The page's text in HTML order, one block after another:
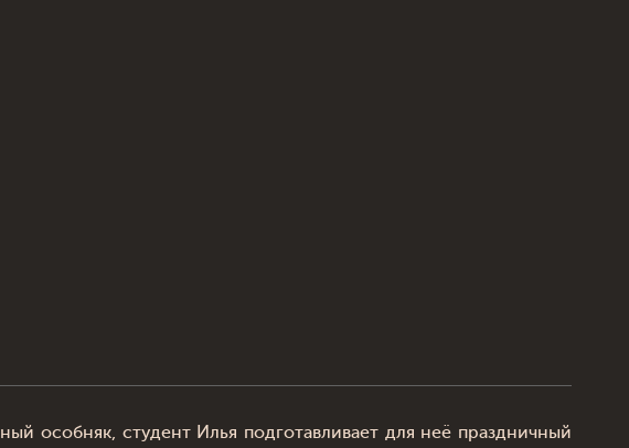
особняк, студент Илья подготавливает для неё праздничный